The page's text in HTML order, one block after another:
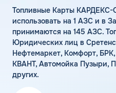
Топливные Карты КАРДЕКС-
использовать на 1 АЗС и в
принимаются на 145 АЗС.
Юридических лиц в
Нефтемаркет, Комфорт,
КВАНТ, Автомойка Пузыри,
других.